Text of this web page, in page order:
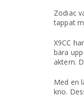
Zodiac
tappat
X9CC
bära
aktern.
Med en
kno.